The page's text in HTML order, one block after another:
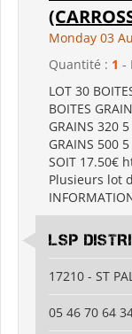
Monday 03
Quantité : 1 -
LOT 30
BOITES
GRAINS 320
GRAINS 500
SOIT 17.50€
Plusieurs lot
LSP
17210 - ST
05 46 70 64